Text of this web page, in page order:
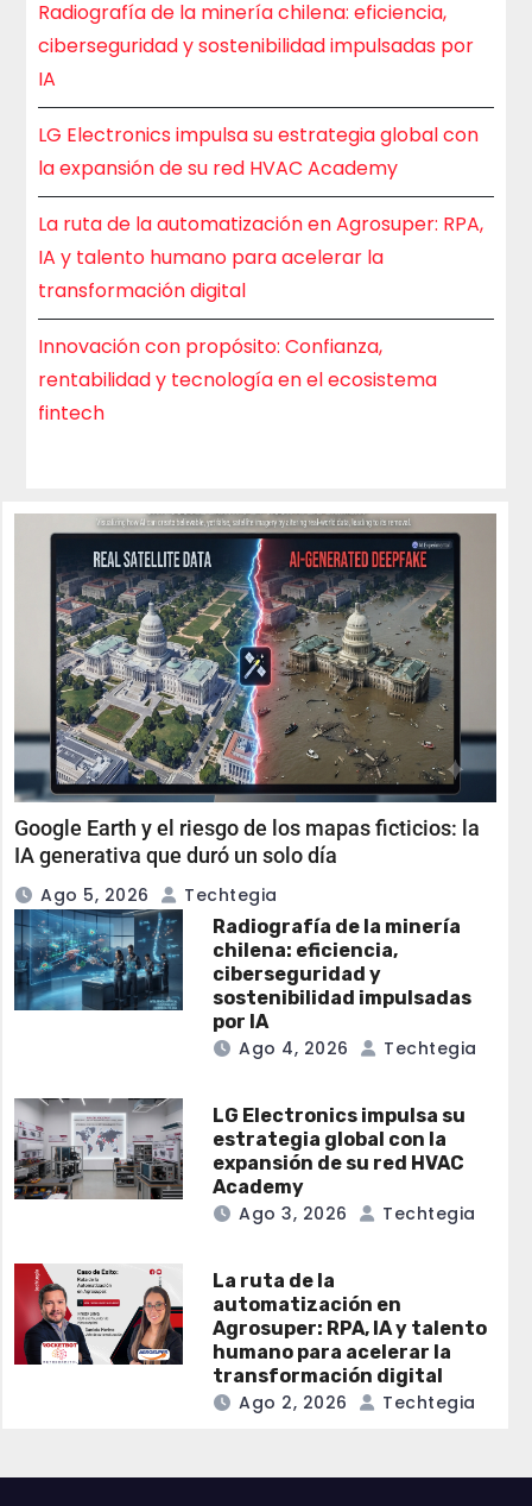
Radiografía de la minería chilena: eficiencia,
ciberseguridad y sostenibilidad impulsadas por
IA
LG Electronics impulsa su estrategia global con
la expansión de su red HVAC Academy
La ruta de la automatización en Agrosuper: RPA,
IA y talento humano para acelerar la
transformación digital
Innovación con propósito: Confianza,
rentabilidad y tecnología en el ecosistema
fintech
Google Earth y el riesgo de los mapas ficticios: la
IA generativa que duró un solo día
Ago 5, 2026 Techtegia
Radiografía de la minería
chilena: eficiencia,
ciberseguridad y
sostenibilidad impulsadas
por IA
Ago 4, 2026 Techtegia
LG Electronics impulsa su
estrategia global con la
expansión de su red HVAC
Academy
Ago 3, 2026 Techtegia
La ruta de la
automatización en
Agrosuper: RPA, IA y talento
humano para acelerar la
transformación digital
Ago 2, 2026 Techtegia